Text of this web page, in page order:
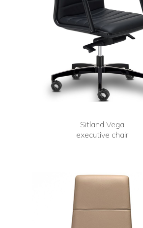
Sitland Vega
executive chair